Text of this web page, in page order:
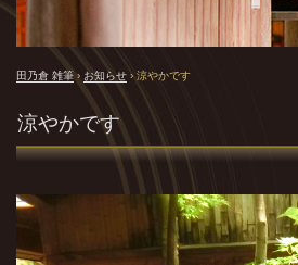
田乃倉 雑筆 › お知らせ › 涼やかです
涼やかです